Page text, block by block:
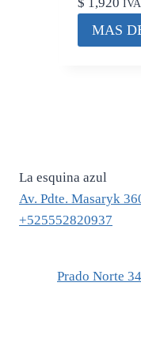
MAS
La esquina azul
Av. Pdte. Masaryk
+525552820937
Prado Norte